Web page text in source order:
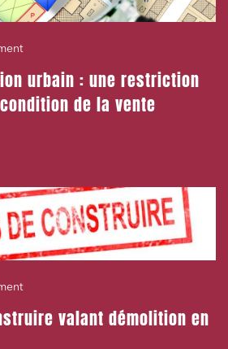
urbain : une restriction
de la vente
valant démolition en